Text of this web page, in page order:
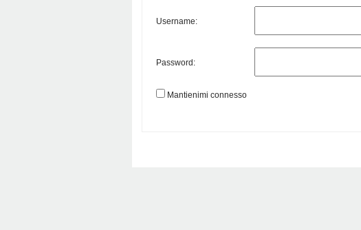
Username:
Password:
Mantienimi connesso